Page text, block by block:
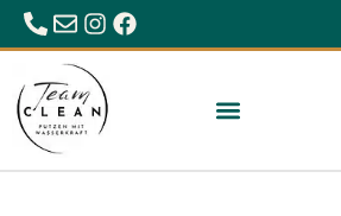
0680/23 86 984
office@hygiene-schlafen.com